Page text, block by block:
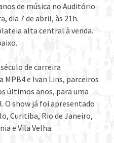
de música no Auditório
dia 7 de abril, às 21h.
alta central à venda.
de carreira
e Ivan Lins, parceiros
últimos anos, para uma
O show já foi apresentado
Curitiba, Rio de Janeiro,
e Vila Velha.